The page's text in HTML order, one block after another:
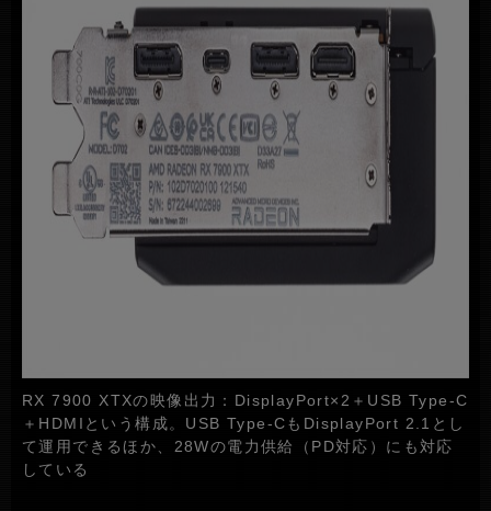
RX 7900 XTXの映像出力：DisplayPort×2＋USB Type-C
＋HDMIという構成。USB Type-CもDisplayPort 2.1とし
て運用できるほか、28Wの電力供給（PD対応）にも対応
している